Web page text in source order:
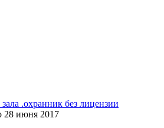
.охранник без лицензии
28 июня 2017